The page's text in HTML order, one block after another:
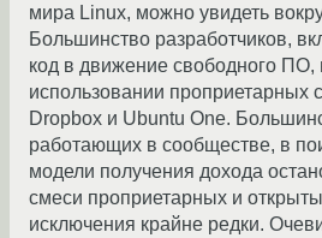
мира Linux, можно увидеть
Большинство разработчиков,
код в движение свободного
использовании проприетарных
Dropbox и Ubuntu One.
работающих в сообществе, в
модели получения дохода
смеси проприетарных и
исключения крайне редки.